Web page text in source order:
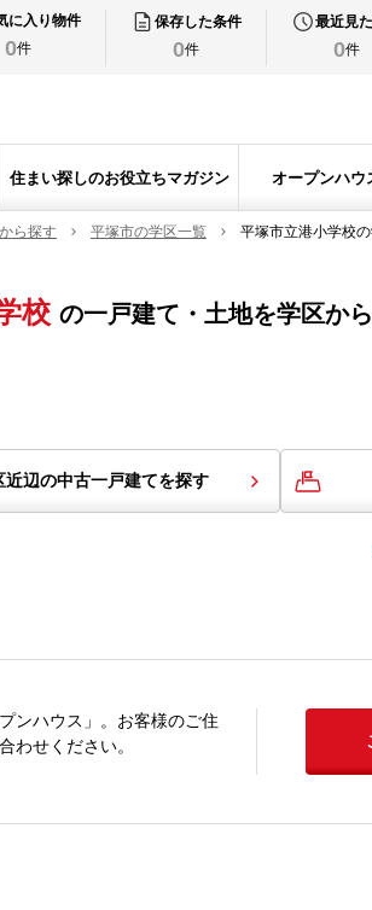
に入り物件
0件
保存した条件
0件
最近見
0件
住まい探しのお役立ちマガジン オープンハウ
ら探す 平塚市の学区一覧 平塚市立港小学校
校 の一戸建て・土地を学区か
近辺の中古一戸建てを探す
ンハウス」。お客様のご住
わせください。